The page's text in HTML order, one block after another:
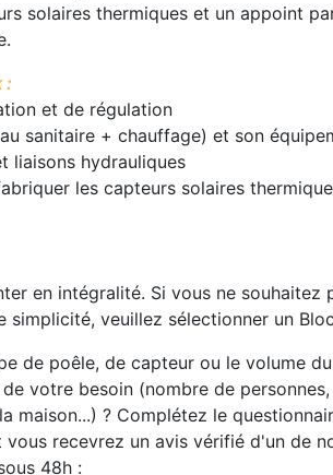
solaires thermiques et un appoint
:
et de régulation
sanitaire + chauffage) et son
liaisons hydrauliques
les capteurs solaires
en intégralité. Si vous ne souhaitez
simplicité, veuillez sélectionner un
de poêle, de capteur ou le volume
votre besoin (nombre de personnes,
maison...) ? Complétez le
vous recevrez un avis vérifié d'un de
48h :